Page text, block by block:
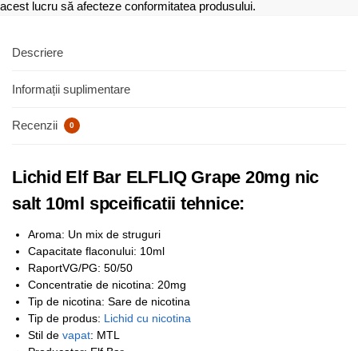
acest lucru să afecteze conformitatea produsului.
Descriere
Informații suplimentare
Recenzii 0
Lichid Elf Bar ELFLIQ Grape 20mg nic
salt 10ml spceificatii tehnice:
Aroma: Un mix de struguri
Capacitate flaconului: 10ml
RaportVG/PG: 50/50
Concentratie de nicotina: 20mg
Tip de nicotina: Sare de nicotina
Tip de produs: Lichid cu nicotina
Stil de vapat: MTL